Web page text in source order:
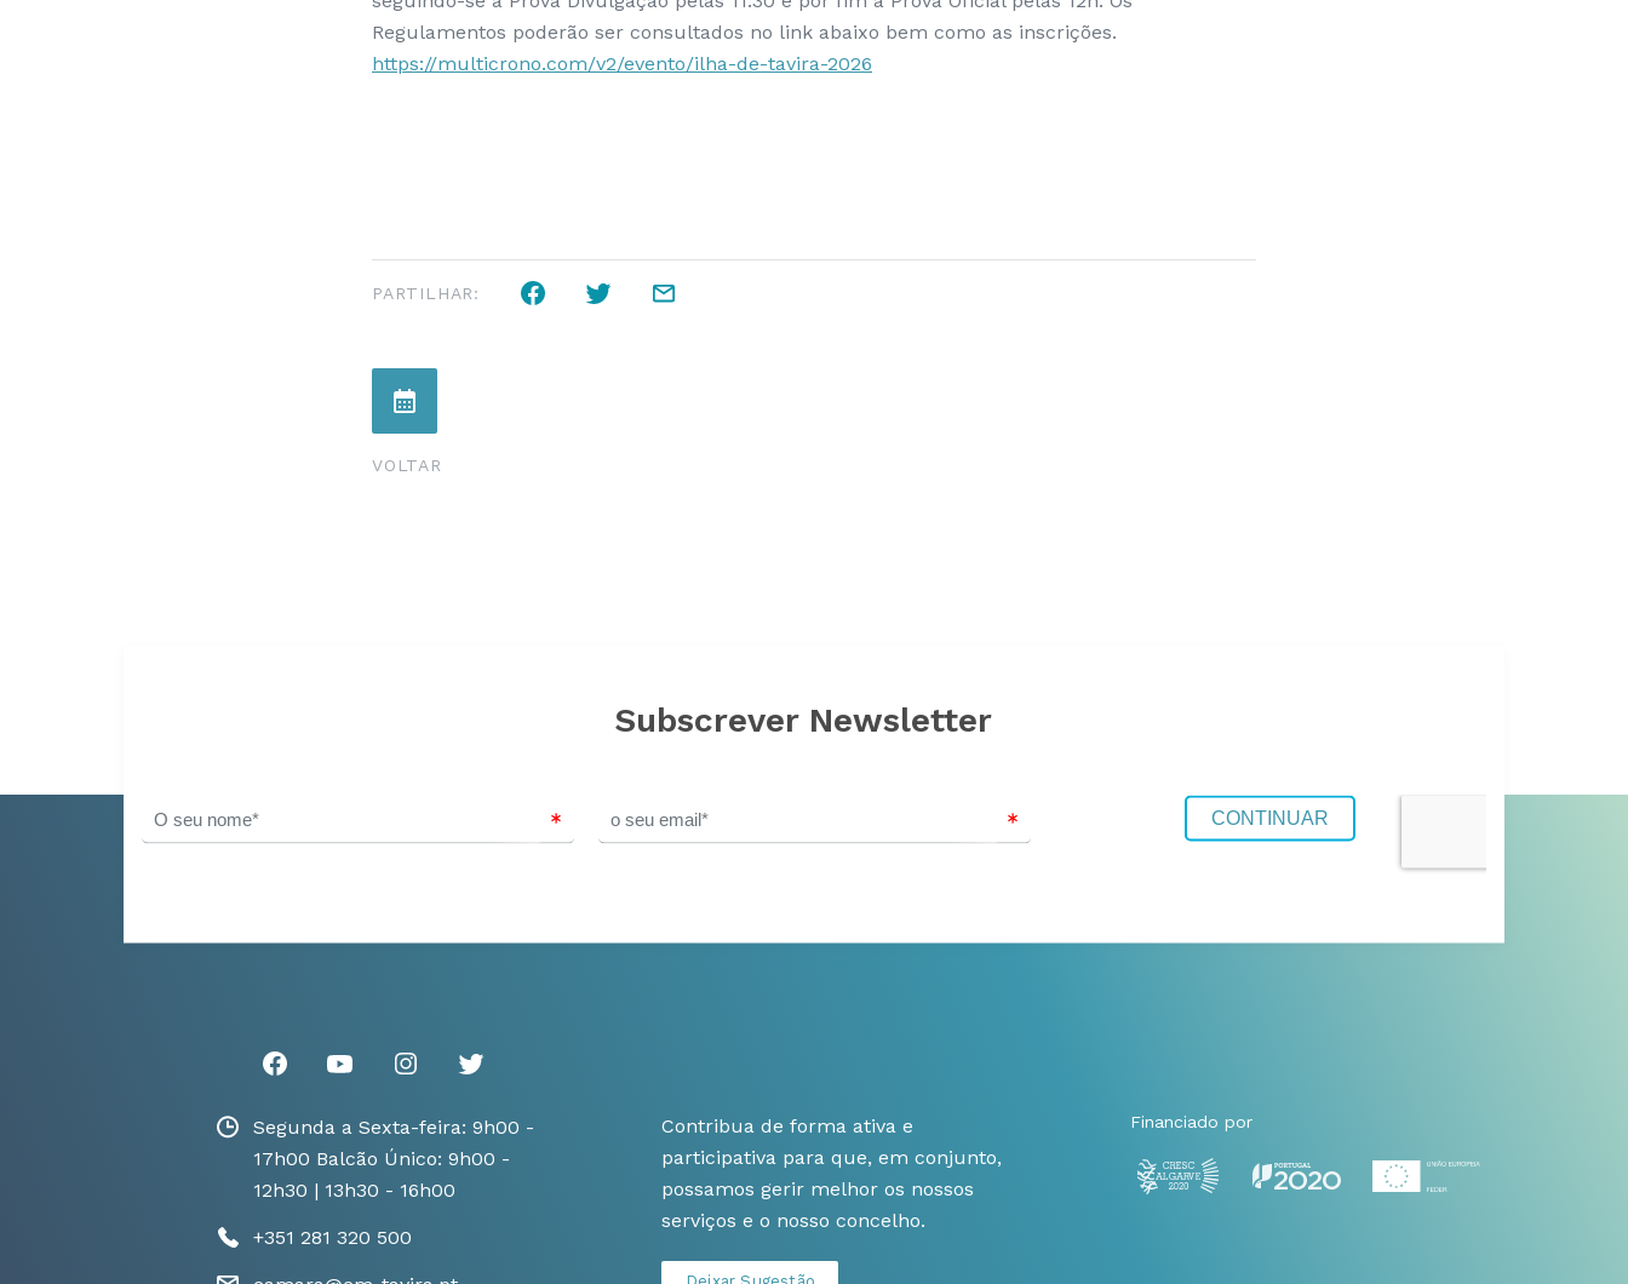
Regulamentos poderão ser consultados no link abaixo bem como as inscrições.
https://multicrono.com/v2/evento/ilha-de-tavira-2026
PARTILHAR:
VOLTAR
Subscrever Newsletter
Segunda a Sexta-feira: 9h00 -
17h00 Balcão Único: 9h00 -
12h30 | 13h30 - 16h00
+351 281 320 500
Contribua de forma ativa e
participativa para que, em conjunto,
possamos gerir melhor os nossos
serviços e o nosso concelho.
Financiado por